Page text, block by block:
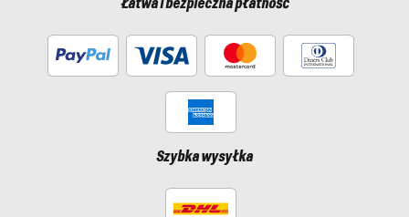
Łatwa i bezpieczna płatność
Szybka wysyłka